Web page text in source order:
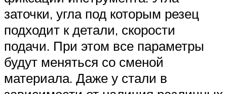
заточки, угла под которым резец
подходит к детали, скорости
подачи. При этом все параметры
будут меняться со сменой
материала. Даже у стали в